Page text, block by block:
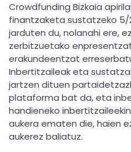
Crowdfunding Bizkaia
finantzaketa sustatzeko 5/
jarduten du, nolanahi ere,
zerbitzuetako
erakundeentzat
Inbertitzaileak eta
jartzen dituen
plataforma bat da, eta
handieneko
aukera ematen die, haien
aukerez baliatuz.